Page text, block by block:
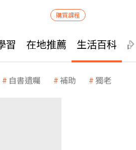
購買課程
習 在地推薦 生活百科
自書遺囑 補助 獨老